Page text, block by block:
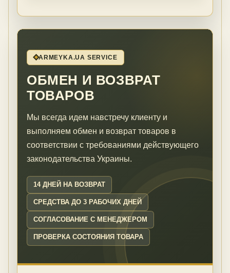
ARMEYKA.UA SERVICE
ОБМЕН И ВОЗВРАТ
ТОВАРОВ
Мы всегда идем навстречу клиенту и
выполняем обмен и возврат товаров в
соответствии с требованиями действующего
законодательства Украины.
14 ДНЕЙ НА ВОЗВРАТ
СРЕДСТВА ДО 3 РАБОЧИХ ДНЕЙ
СОГЛАСОВАНИЕ С МЕНЕДЖЕРОМ
ПРОВЕРКА СОСТОЯНИЯ ТОВАРА